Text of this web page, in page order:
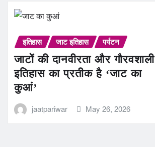
इतिहास जाट इतिहास पर्यटन
जाटों की दानवीरता और गौरवशाली
इतिहास का प्रतीक है ‘जाट का
कुआं’
jaatpariwar May 26, 2026